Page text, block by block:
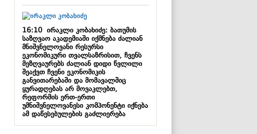
16:10ირაკლი კობახიძე: ბათუმის
საზღვაო აკადემიაში იქმნება ძალიან
მნიშვნელოვანი რესურსი
ეკონომიკური თვალსაზრისით, ჩვენს
მეზღვაურებს ძალიან დიდი წვლილი
შეაქვთ ჩვენი ეკონომიკის
განვითარებაში და მომავალშიც
ყურადღებას არ მოვაკლებთ,
რეფორმის ერთ-ერთი
უმნიშვნელოვანესი კომპონენტი იქნება
ამ დაწესებულების გაძლიერება